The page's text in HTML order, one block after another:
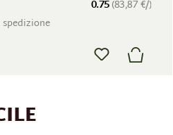
0.75(83,87 €/)